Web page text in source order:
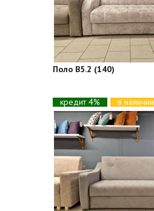
Поло В5.2 (140)
кредит 4%
в наличии